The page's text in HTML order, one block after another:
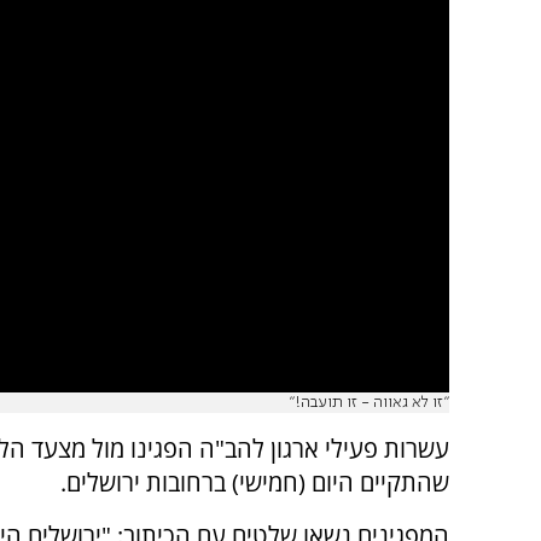
"זו לא גאווה - זו תועבה!"
עשרות פעילי ארגון להב"ה הפגינו מול מצעד
שהתקיים היום (חמישי) ברחובות ירושלים.